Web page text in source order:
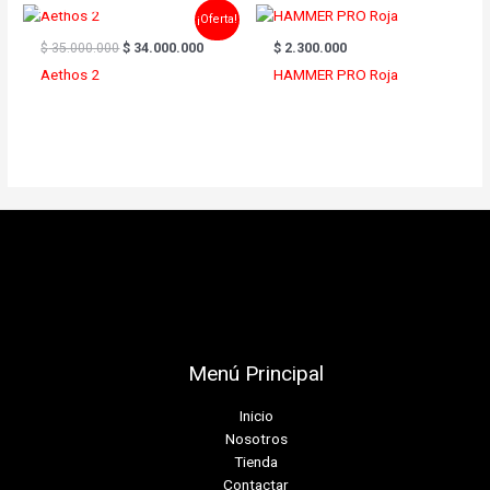
¡Oferta!
$35.000.000original
$ 34.000.000
El
precio
actual
$ 34.000.000.
Aethos 2
$ 2.300.000
HAMMER PRO Roja
Menú Principal
Inicio
Nosotros
Tienda
Contactar